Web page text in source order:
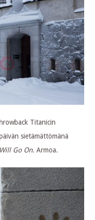
Titanicin
sietämättömänä
Go On. Armoa.